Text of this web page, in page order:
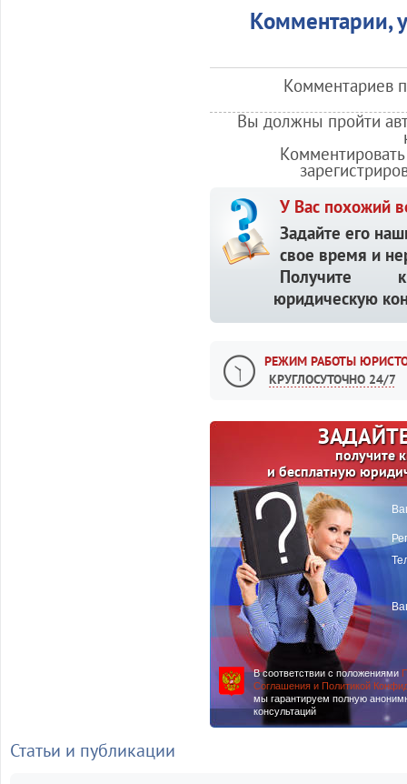
Комментарии,
Комментариев
Вы должны пройти
У Вас похожий
Задайте его
свое время и
Получите
юридическую
РЕЖИМ РАБОТЫ
КРУГЛОСУТОЧНО 24/7
получите
и бесплатную
В соответствии с положениями
Соглашения и Политикой
мы гарантируем полную
консультаций
Статьи и публикации